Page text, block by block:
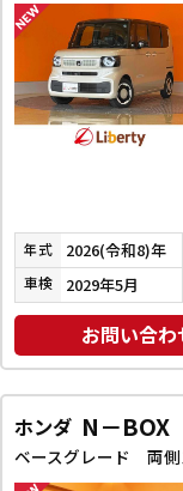
年式 2026(令和8)年
車検 2029年5月
お問い合わ
ホンダ N－BOX